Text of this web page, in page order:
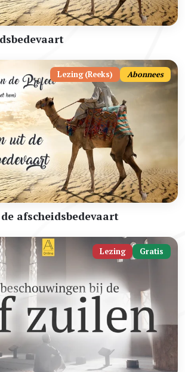
Lezing (Reeks) Abonnees
afscheidsbedevaart
Lezing Gratis